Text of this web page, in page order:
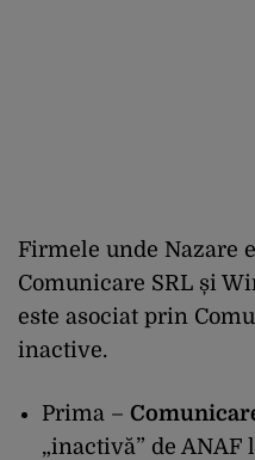
Firmele unde Nazare
Comunicare SRL și
este asociat prin
inactive.
Prima –
„inactivă” de ANAF